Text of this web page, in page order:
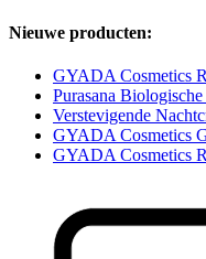
Nieuwe producten:
GYADA Cosmetics
Purasana
Verstevigende
GYADA Cosmetics
GYADA Cosmetics